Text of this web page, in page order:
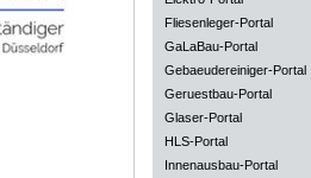
Fliesenleger-Portal
GaLaBau-Portal
Gebaeudereiniger-Portal
Geruestbau-Portal
Glaser-Portal
HLS-Portal
Innenausbau-Portal